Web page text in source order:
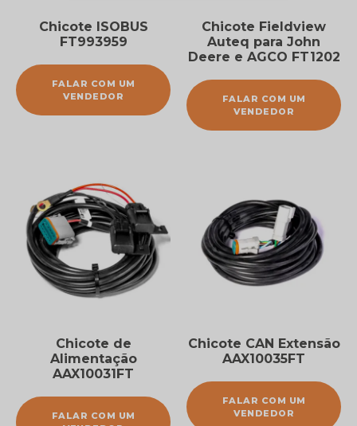
Chicote ISOBUS
FT993959
FALAR COM UM
VENDEDOR
Chicote Fieldview
Auteq para John
Deere e AGCO FT1202
FALAR COM UM
VENDEDOR
Chicote de
Alimentação
AAX10031FT
FALAR COM UM
Chicote CAN Extensão
AAX10035FT
FALAR COM UM
VENDEDOR